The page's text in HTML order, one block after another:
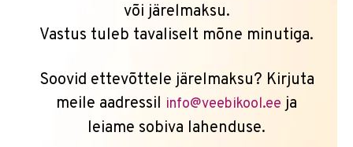
või järelmaksu.
Vastus tuleb tavaliselt mõne minutiga.
Soovid ettevõttele järelmaksu? Kirjuta
meile aadressil info@veebikool.ee ja
leiame sobiva lahenduse.